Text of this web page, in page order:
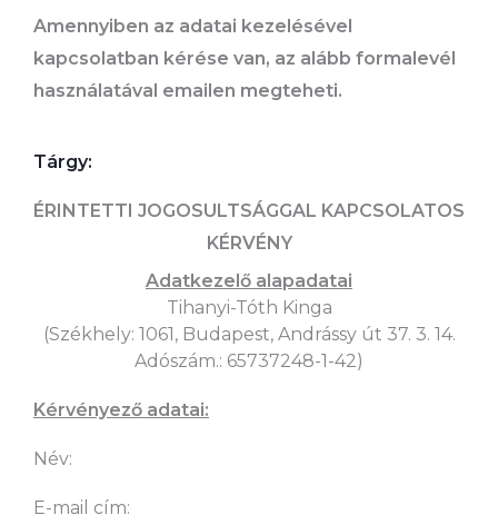
Amennyiben az adatai kezelésével
kapcsolatban kérése van, az alább formalevél
használatával emailen megteheti.
Tárgy:
ÉRINTETTI JOGOSULTSÁGGAL KAPCSOLATOS
KÉRVÉNY
Adatkezelő alapadatai
Tihanyi-Tóth Kinga
(Székhely: 1061, Budapest, Andrássy út 37. 3. 14.
Adószám.: 65737248-1-42)
Kérvényező adatai:
Név:
E-mail cím: